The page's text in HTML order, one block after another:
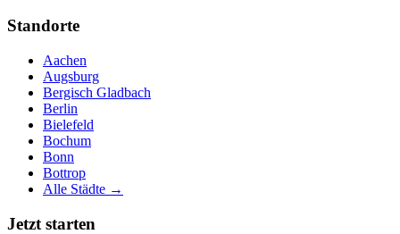
Standorte
Aachen
Augsburg
Bergisch Gladbach
Berlin
Bielefeld
Bochum
Bonn
Bottrop
Alle Städte →
Jetzt starten